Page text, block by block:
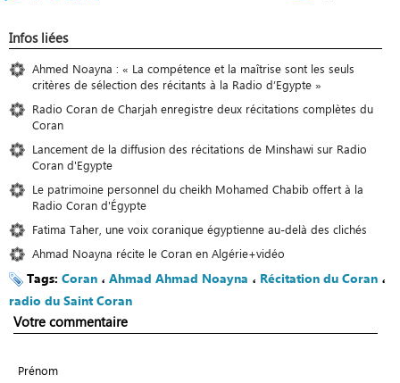
Infos liées
Ahmed Noayna : « La compétence et la maîtrise sont les seuls
critères de sélection des récitants à la Radio d’Egypte »
Radio Coran de Charjah enregistre deux récitations complètes du
Coran
Lancement de la diffusion des récitations de Minshawi sur Radio
Coran d'Egypte
Le patrimoine personnel du cheikh Mohamed Chabib offert à la
Radio Coran d'Égypte
Fatima Taher, une voix coranique égyptienne au-delà des clichés
Ahmad Noayna récite le Coran en Algérie+vidéo
Tags: Coran ، Ahmad Ahmad Noayna ، Récitation du Coran ،
radio du Saint Coran
Votre commentaire
Prénom